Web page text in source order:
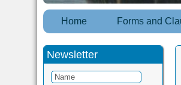
Home Forms and
Newsletter